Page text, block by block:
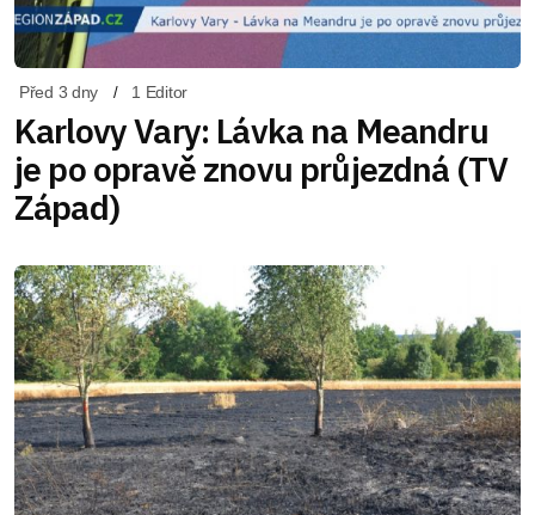
Před 3 dny 1 Editor
Karlovy Vary: Lávka na Meandru
je po opravě znovu průjezdná (TV
Západ)